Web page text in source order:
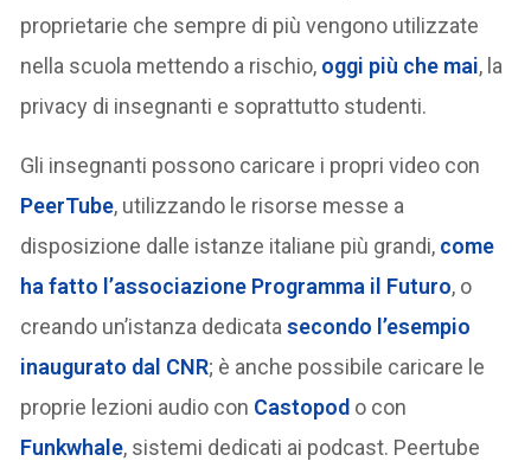
proprietarie che sempre di più vengono utilizzate
nella scuola mettendo a rischio, oggi più che mai, la
privacy di insegnanti e soprattutto studenti.
Gli insegnanti possono caricare i propri video con
PeerTube, utilizzando le risorse messe a
disposizione dalle istanze italiane più grandi, come
ha fatto l’associazione Programma il Futuro, o
creando un’istanza dedicatasecondo l’esempio
inaugurato dal CNR; è anche possibile caricare le
proprie lezioni audio con Castopod o con
Funkwhale, sistemi dedicati ai podcast. Peertube